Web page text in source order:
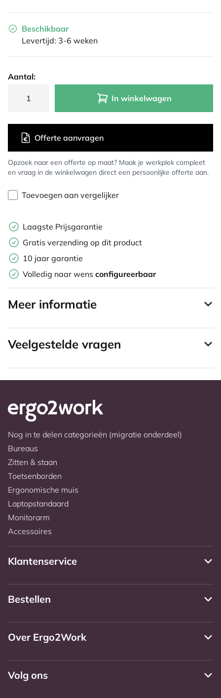
Beschikbaar
Levertijd: 3-6 weken
Aantal:
In winkelwagen
Opzoek naar een offerte op maat? Maak je werkplek compleet
en vraag in de winkelwagen direct een persoonlijke offerte aan.
Offerte aanvragen
Toevoegen aan vergelijker
Laagste Prijsgarantie
Gratis verzending op dit product
10 jaar garantie
Volledig naar wens configureerbaar
Meer informatie
Veelgestelde vragen
Nog in te delen categorieën (migratie onderdeel)
Bureaus
Zitten & staan
Toetsenborden
Ergonomische muis
Laptopstandaard
Monitorarm
Accessoires
Klantenservice
Bestellen
Over Ergo2Work
Volg ons